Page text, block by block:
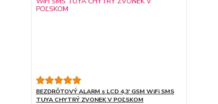
BEZDRÔTOVÝ ALARM s LCD 4,3' GSM WiFi SMS
TUYA CHYTRÝ ZVONEK V POĽSKOM